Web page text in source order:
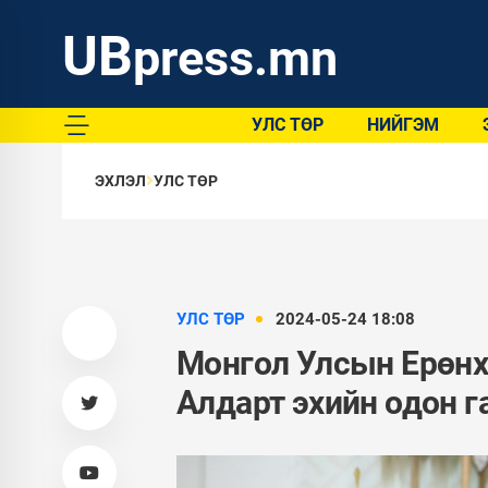
UBpress.mn
УЛС ТӨР НИЙГЭМ
ЭХЛЭЛ УЛС ТӨР
УЛС ТӨР 2024-05-24 18:08
Монгол Улсын
Алдарт эхийн одон